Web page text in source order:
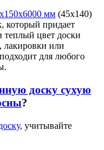
мм (45х140)
который придает
цвет доски
или
для любого
доску сухую
?
, учитывайте